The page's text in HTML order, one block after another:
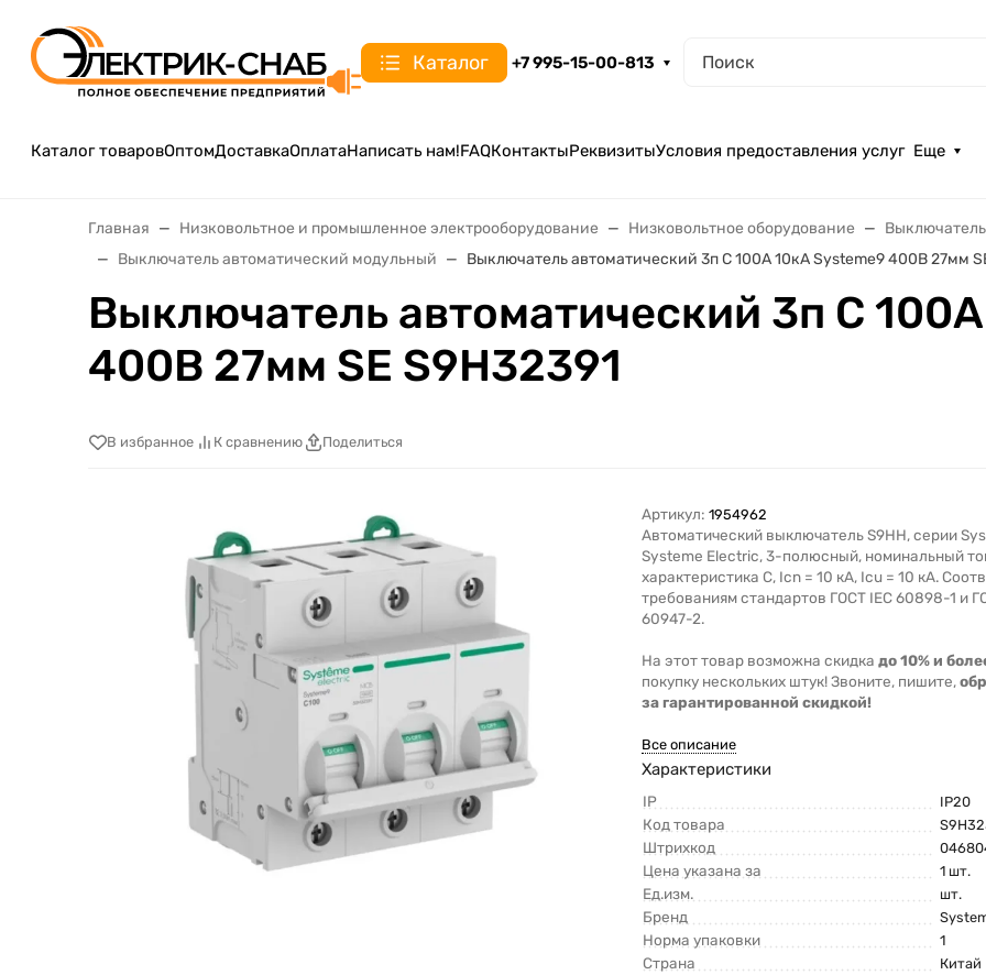
Каталог +7 995-15-00-813
Каталог товаровОптомДоставкаОплатаНаписать нам!FAQКонтактыРеквизитыУсловия предоставления услуг Еще
Главная Низковольтное и промышленное электрооборудование Низковольтное оборудование
Выключатель автоматический модульный
Выключатель автоматический 3п C 100А 10кА Systeme9 400В 27мм
Выключатель автоматический 3п C
400В 27мм SE S9H32391
В избранное К сравнению Поделиться
Артикул: 1954962
Автоматический выключатель S9НH, серии
Systeme Electric, 3-полюсный, номинальный
характеристика C, Icn = 10 кА, Icu = 10 кА.
требованиям стандартов ГОСТ IEC 60898-1 и
60947-2.
На этот товар возможна скидкадо 10% и
покупку нескольких штук! Звоните, пишите,
за гарантированной скидкой!
Все описание
Характеристики
IP IP20
Код товара
Штрихкод
Цена указана за 1 шт.
Ед.изм. шт.
Бренд
Норма упаковки 1
Страна Китай